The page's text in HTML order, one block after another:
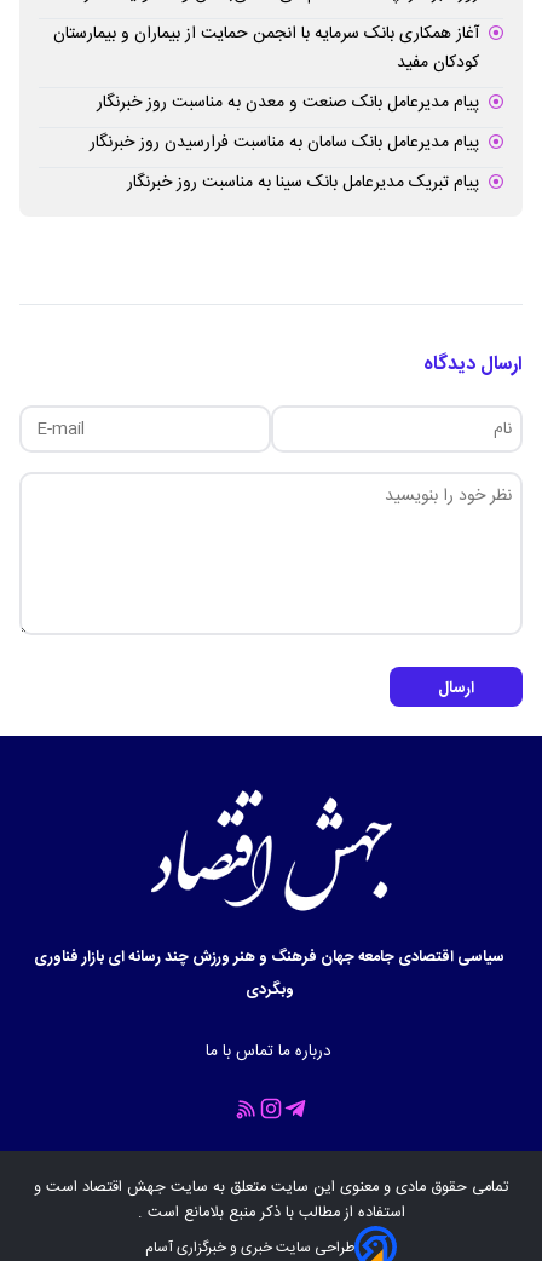
آغاز همکاری بانک سرمایه با انجمن حمایت از بیماران و بیمارستان
کودکان مفید
پیام مدیرعامل بانک صنعت و معدن به مناسبت روز خبرنگار
پیام مدیرعامل بانک سامان به مناسبت فرارسیدن روز خبرنگار
پیام تبریک مدیرعامل بانک سینا به مناسبت روز خبرنگار
ارسال دیدگاه
ارسال
سیاسیاقتصادیجامعهجهان فرهنگ و هنرورزشچند رسانه ایبازارفناوری
وبگردی
درباره ماتماس با ما
تمامی حقوق مادی و معنوی این سایت متعلق به سایتجهش اقتصاد است و
استفاده از مطالب با ذکر منبع بلامانع است .
طراحی سایت خبری و خبرگزاری آسام